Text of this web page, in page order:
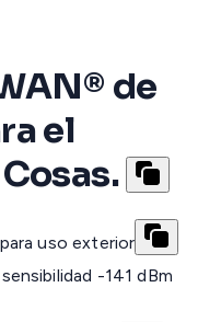
de
el
uso exterior
-141 dBm